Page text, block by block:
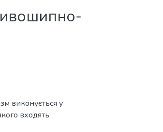
виконується у
входять